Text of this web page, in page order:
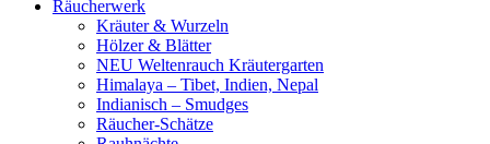
Räucherwerk
Kräuter & Wurzeln
Hölzer & Blätter
NEU Weltenrauch Kräutergarten
Himalaya – Tibet, Indien, Nepal
Indianisch – Smudges
Räucher-Schätze